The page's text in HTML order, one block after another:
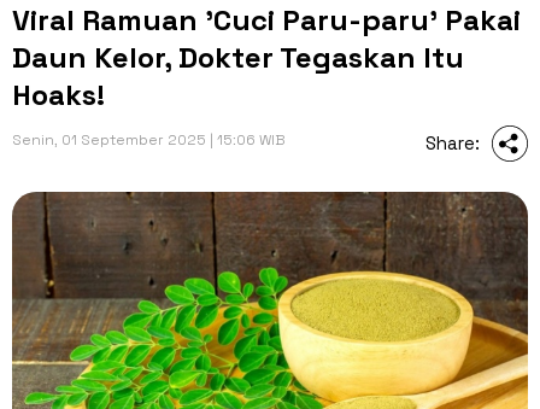
Viral Ramuan 'Cuci Paru-paru' Pakai
Daun Kelor, Dokter Tegaskan Itu
Hoaks!
Senin, 01 September 2025 | 15:06 WIB Share: